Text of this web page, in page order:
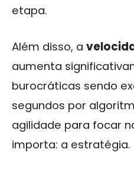
etapa.
Além disso, a
aumenta
burocráticas sendo
segundos por
agilidade para focar
importa: a estratégia.